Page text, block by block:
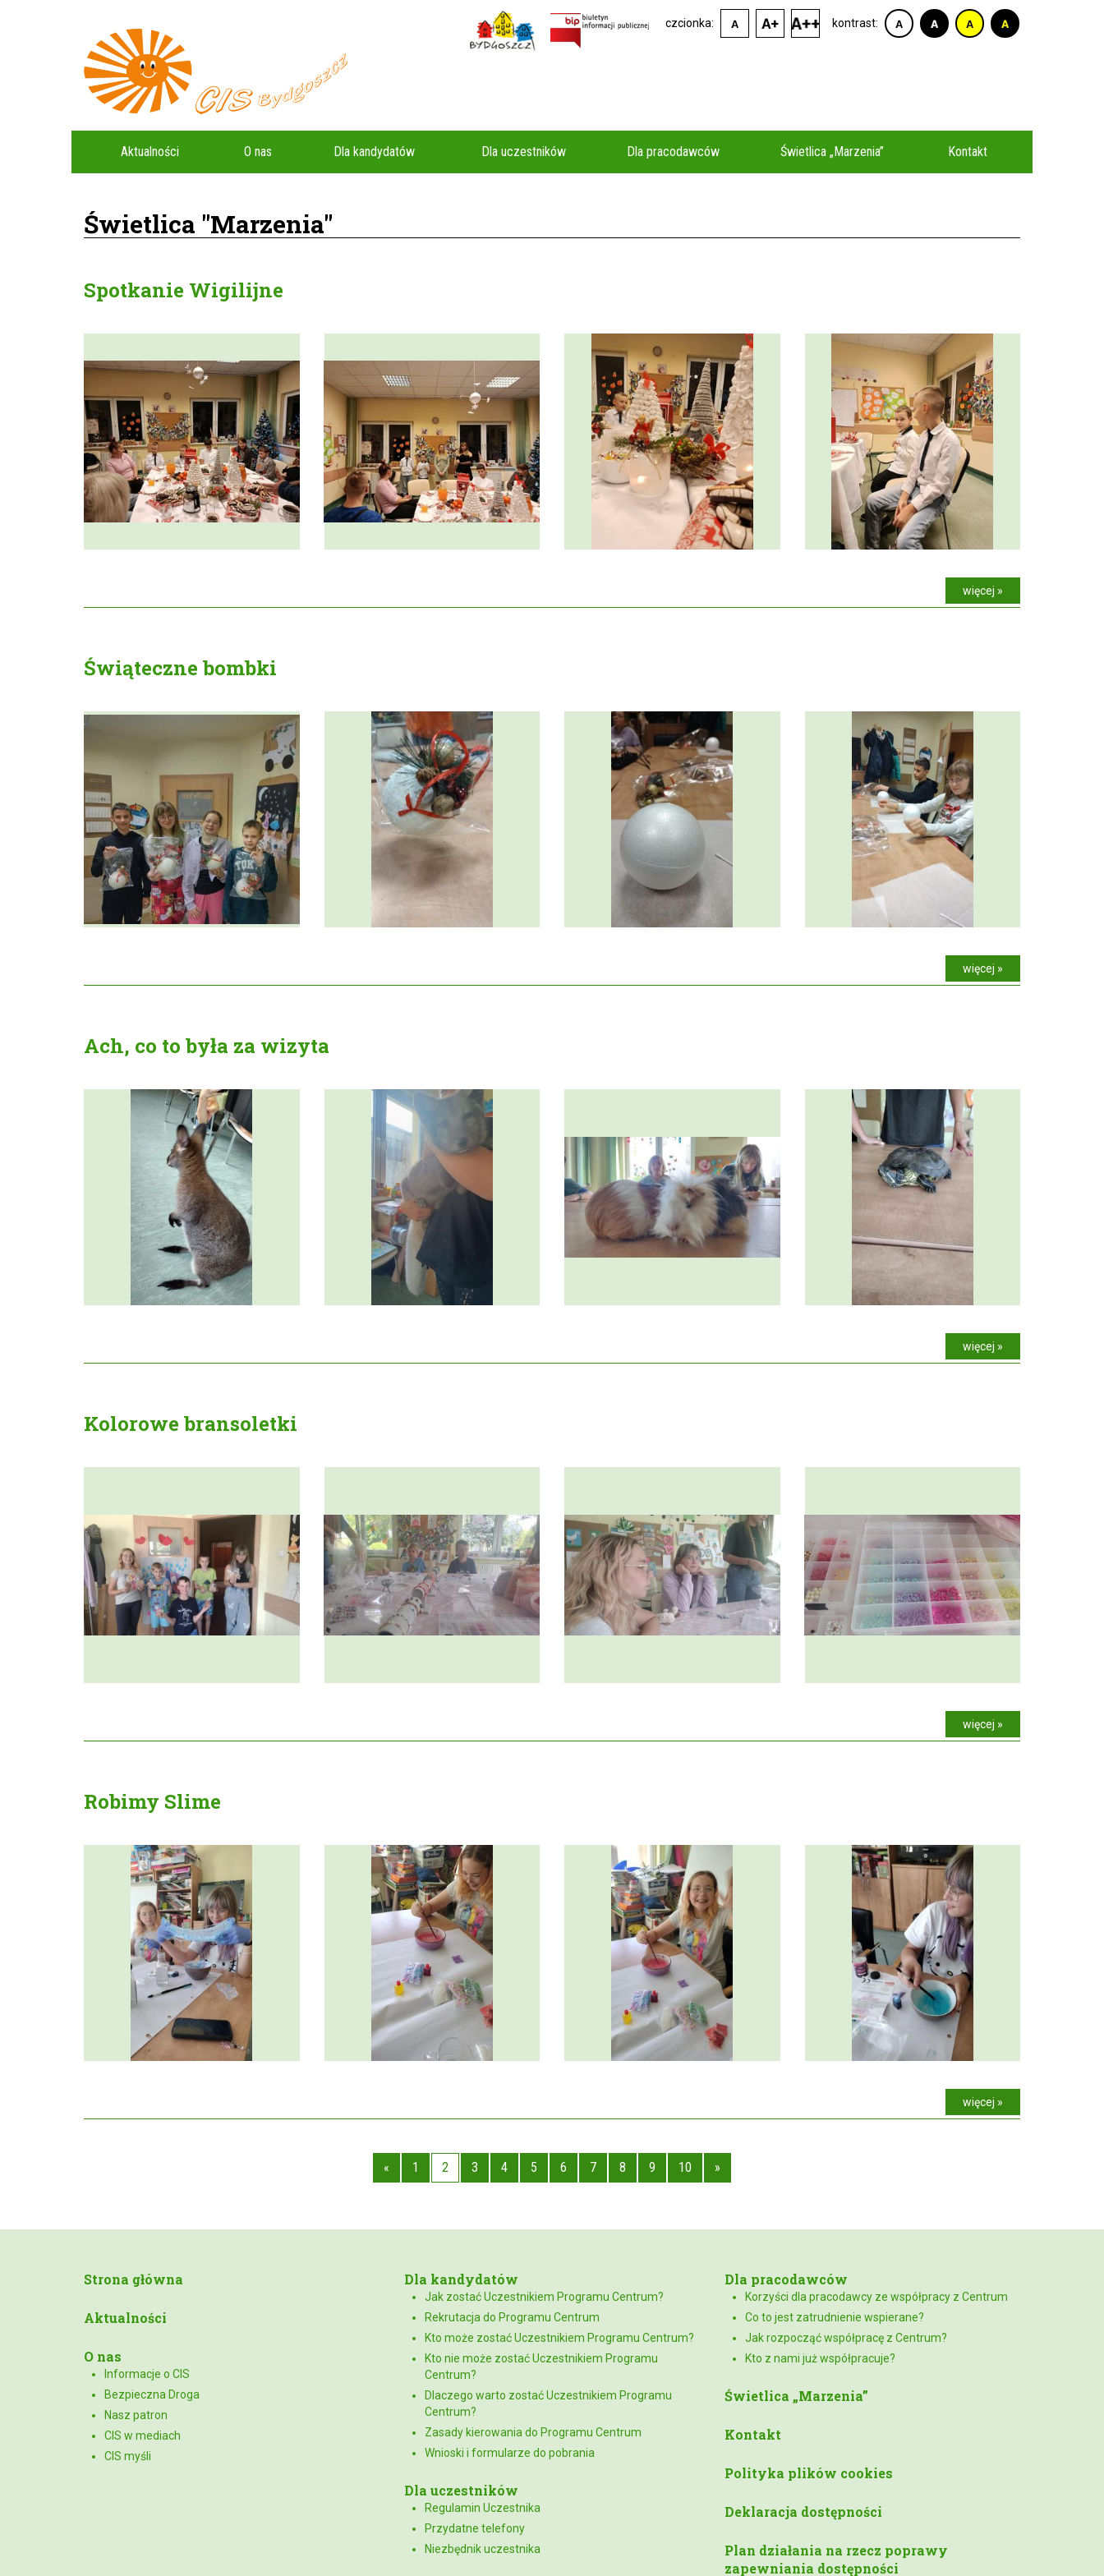
kontrast:
czcionka:
Aktualności O nas Dla kandydatów Dla uczestników Dla pracodawców Świetlica „Marzenia” Kontakt
Świetlica "Marzenia"
Spotkanie Wigilijne
więcej »
Świąteczne bombki
więcej »
Ach, co to była za wizyta
więcej »
Kolorowe bransoletki
więcej »
Robimy Slime
więcej »
« 1 2 3 4 5 6 7 8 9 10 »
Strona główna
Aktualności
O nas
Informacje o CIS
Bezpieczna Droga
Nasz patron
CIS w mediach
CIS myśli
Dla kandydatów
Jak zostać Uczestnikiem Programu Centrum?
Rekrutacja do Programu Centrum
Kto może zostać Uczestnikiem Programu Centrum?
Kto nie może zostać Uczestnikiem Programu
Centrum?
Dlaczego warto zostać Uczestnikiem Programu
Centrum?
Zasady kierowania do Programu Centrum
Wnioski i formularze do pobrania
Dla uczestników
Regulamin Uczestnika
Przydatne telefony
Niezbędnik uczestnika
Dla pracodawców
Korzyści dla pracodawcy ze współpracy z Centrum
Co to jest zatrudnienie wspierane?
Jak rozpocząć współpracę z Centrum?
Kto z nami już współpracuje?
Świetlica „Marzenia”
Kontakt
Polityka plików cookies
Deklaracja dostępności
Plan działania na rzecz poprawy
zapewniania dostępności